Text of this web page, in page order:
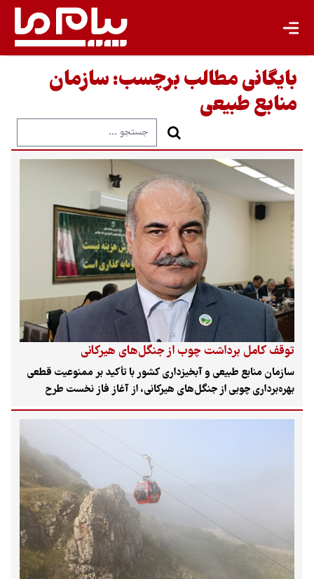
بایگانی مطالب برچسب:سازمان
منابع طبیعی
توقف کامل برداشت چوب از جنگل‌های هیرکانی
سازمان منابع طبیعی و آبخیزداری کشور با تأکید بر ممنوعیت قطعی
بهره‌برداری چوبی از جنگل‌های هیرکانی، از آغاز فاز نخست طرح
«جنگلداری نوین» در ۱۰۴ حوزه آبخیز شمال کشور خبر داد. این طرح
که در راستای تکالیف برنامه هفتم توسعه اجرا می‌شود، بر حفاظت از
اکوسیستم و جایگزینی نیاز چوبی صنایع با «زراعت چوب» تمرکز دارد.